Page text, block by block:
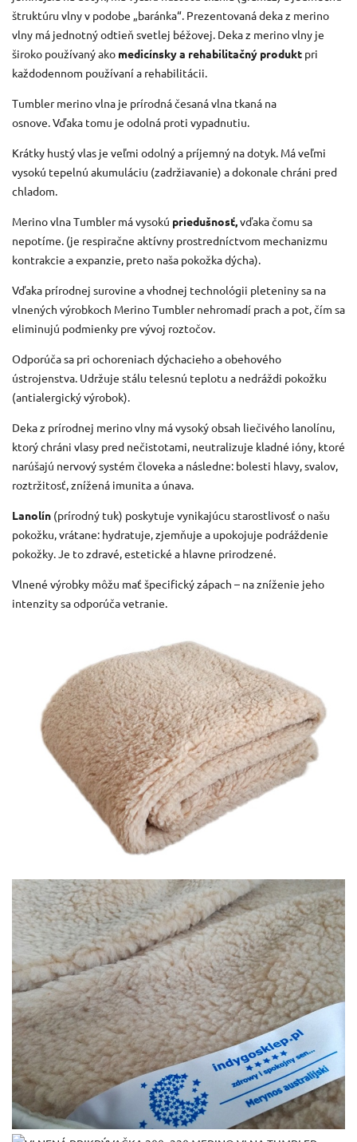
štruktúru vlny v podobe „baránka“. Prezentovaná deka z merino
vlny má jednotný odtieň svetlej béžovej. Dekaz merino vlny je
široko používaný ako medicínsky a rehabilitačný produkt pri
každodennom používaní a rehabilitácii.
Tumbler merino vlna je prírodná česaná vlna tkaná na
osnove.Vďaka tomu je odolná proti vypadnutiu.
Krátky hustý vlas je veľmi odolný a príjemný na dotyk. Má veľmi
vysokú tepelnú akumuláciu (zadržiavanie) a dokonale chráni pred
chladom.
Merino vlna Tumbler má vysokú priedušnosť,vďaka čomu sa
nepotíme. (je respiračne aktívny prostredníctvom mechanizmu
kontrakcie a expanzie, preto naša pokožka dýcha).
Vďaka prírodnej surovine a vhodnej technológii pleteniny sa na
vlnených výrobkoch Merino Tumbler nehromadí prach a pot, čím sa
eliminujú podmienky pre vývoj roztočov.
Odporúča sa pri ochoreniach dýchacieho a obehového
ústrojenstva. Udržuje stálu telesnú teplotu a nedráždi pokožku
(antialergický výrobok).
Deka z prírodnej merino vlny má vysoký obsah liečivého lanolínu,
ktorý chráni vlasy pred nečistotami, neutralizuje kladné ióny, ktoré
narúšajú nervový systém človeka a následne: bolesti hlavy, svalov,
roztržitosť, znížená imunita a únava.
Lanolín (prírodný tuk) poskytuje vynikajúcu starostlivosť o našu
pokožku, vrátane: hydratuje, zjemňuje a upokojuje podráždenie
pokožky.Je to zdravé, estetické a hlavne prirodzené.
Vlnené výrobky môžu mať špecifický zápach – na zníženie jeho
intenzity sa odporúča vetranie.